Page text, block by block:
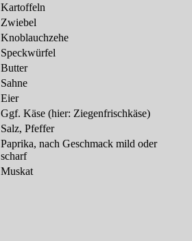
Kartoffeln
Zwiebel
Knoblauchzehe
Speckwürfel
Butter
Sahne
Eier
Ggf. Käse (hier: Ziegenfrischkäse)
Salz, Pfeffer
Paprika, nach Geschmack mild oder
scharf
Muskat